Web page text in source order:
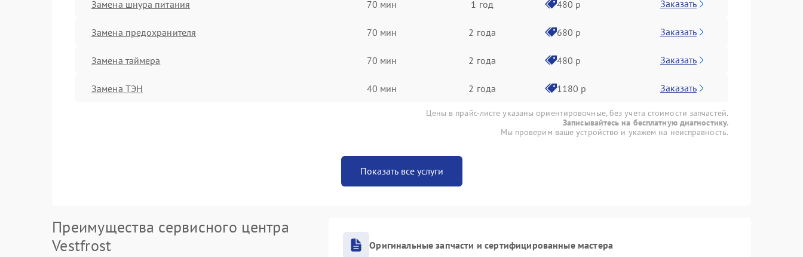
Замена шнура питания 70 мин 1 год 480 р Заказать
Замена предохранителя 70 мин 2 года 680 р Заказать
Замена таймера 70 мин 2 года 480 р Заказать
Замена ТЭН 40 мин 2 года 1180 р Заказать
Цены в прайс-листе указаны ориентировочные, без учета стоимости запчастей.
Записывайтесь на бесплатную диагностику.
Мы проверим ваше устройство и укажем на неисправность.
Показать все услуги
Преимущества сервисного центра
Vestfrost
Оригинальные запчасти и сертифицированные мастера